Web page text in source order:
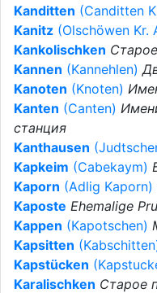
Kanditten (Canditten
Kanitz (Olschöwen Kr.
Kankolischken
Kannen (Kannehlen)
Kanoten (Knoten)
Kanten (Canten)
станция
Kanthausen
Kapkeim (Cabekaym)
Kaporn (Adlig Kaporn)
Kaposte Ehemalige
Kappen (Kapotschen)
Kapsitten
Kapstücken
Karalischken Старое